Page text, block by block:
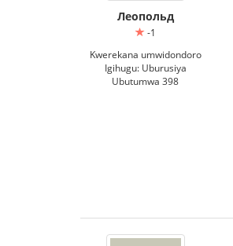
Леопольд
-1
Kwerekana umwidondoro
Igihugu: Uburusiya
Ubutumwa 398